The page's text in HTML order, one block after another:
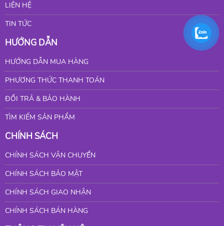
LIÊN HỆ
TIN TỨC
HƯỚNG DẪN
HƯỚNG DẪN MUA HÀNG
PHƯƠNG THỨC THANH TOÁN
ĐỔI TRẢ & BẢO HÀNH
TÌM KIẾM SẢN PHẨM
CHÍNH SÁCH
CHÍNH SÁCH VẬN CHUYỂN
CHÍNH SÁCH BẢO MẬT
CHÍNH SÁCH GIAO NHẬN
CHÍNH SÁCH BÁN HÀNG